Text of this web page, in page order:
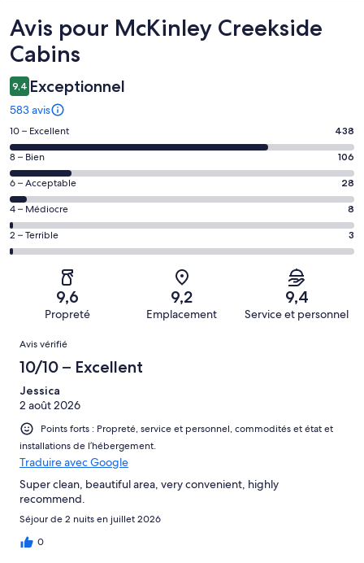
Avis
Avis pour McKinley Creekside
Cabins
9,4 Exceptionnel
583 avis
Note
de 10
–
Excellent,
d’après
438 avis
sur 583.
10 – Excellent 438
Note
de 8
–
Bien,
d’après
106 avis
sur 583.
8 – Bien 106
Note
de 6
–
Acceptable,
d’après
6 – Acceptable 28
Note
de 4
–
sur 583.
4 – Médiocre 8
Note
de 2
sur 583.
2 – Terrible 3
9,6
Propreté
9,2
Emplacement
9,4
Service et personnel
Avis
Avis vérifié
10/10 – Excellent
Jessica
2 août 2026
Points forts : Propreté, service et personnel, commodités et état et
installations de l’hébergement.
Traduire avec Google
Super clean, beautiful area, very convenient, highly
recommend.
Séjour de 2 nuits en juillet 2026
0